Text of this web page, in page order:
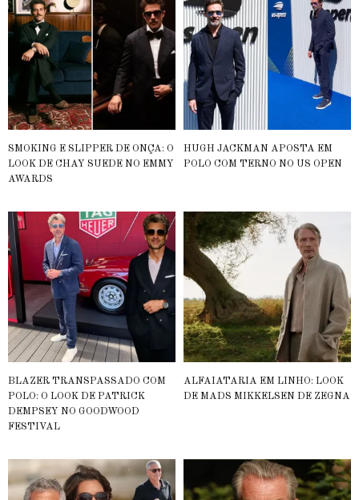
SMOKING E SLIPPER DE ONÇA: O
LOOK DE CHAY SUEDE NO EMMY
AWARDS
HUGH JACKMAN APOSTA EM
POLO COM TERNO NO US OPEN
BLAZER TRANSPASSADO COM
POLO: O LOOK DE PATRICK
DEMPSEY NO GOODWOOD
FESTIVAL
ALFAIATARIA EM LINHO: LOOK
DE MADS MIKKELSEN DE ZEGNA